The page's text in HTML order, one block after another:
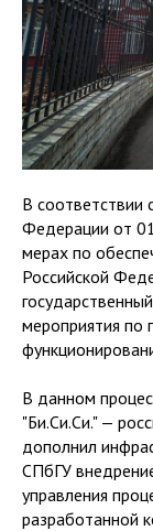
В соответствии
Федерации от
мерах по
Российской
мероприятия по
В данном
"Би.Си.Си." —
дополнил
СПбГУ
управления
разработанной